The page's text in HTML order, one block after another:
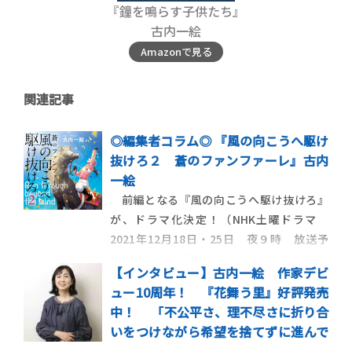
『鐘を鳴らす子供たち』
古内一絵
Amazonで見る
関連記事
◎編集者コラム◎ 『風の向こうへ駆け
抜けろ２ 蒼のファンファーレ』古内
一絵
前編となる『風の向こうへ駆け抜けろ』
が、ドラマ化決定！（NHK土曜ドラマ
2021年12月18日・25日 夜９時 放送予
『蒼のファンファーレ』が、わかりやすく
『風の向こうへ駆け抜けろ２ 蒼のファン
ファーレ』と改題されて待望の文庫化で
す。
【インタビュー】古内一絵 作家デビ
ュー10周年！ 『花舞う里』好評発売
中！ 「不公平さ、理不尽さに折り合
いをつけながら希望を捨てずに進んで